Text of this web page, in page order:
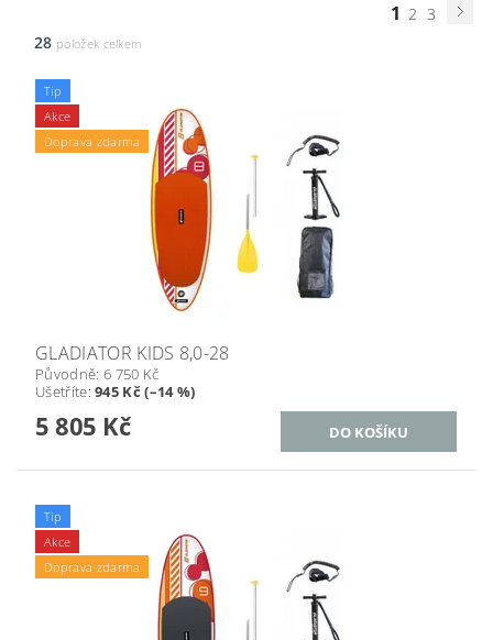
1 2 3
28 položek celkem
Tip
Akce
Doprava zdarma
GLADIATOR KIDS 8,0-28
Původně: 6 750 Kč
Ušetříte:945 Kč (–14 %)
5 805 Kč
Tip
Akce
Doprava zdarma